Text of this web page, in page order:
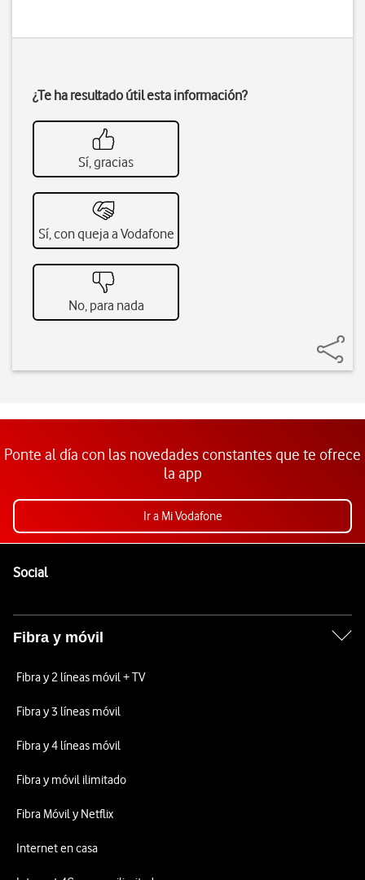
¿Te ha resultado útil esta información?
Sí, gracias
Sí, con queja a Vodafone
No, para nada
Ponte al día con las novedades constantes que te ofrece
la app
Ir a Mi Vodafone
SocialEnlaces a las redes sociales de Vodafone
Fibra y móvil
Fibra y 2 líneas móvil + TV
Fibra y 3 líneas móvil
Fibra y 4 líneas móvil
Fibra y móvil ilimitado
Fibra Móvil y Netflix
Internet en casa